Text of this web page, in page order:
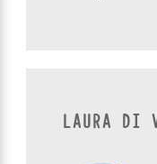
LAURA DI